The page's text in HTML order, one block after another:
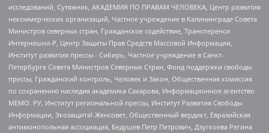
исследований, Сутяжник, АКАДЕМИЯ ПО ПРАВАМ ЧЕЛОВЕКА, Центр развития
некоммерческих организаций, Частное учреждение в Калининграде Совета
Министров северных стран, Гражданское содействие, Трансперенси
Интернешнл-Р, Центр Защиты Прав Средств Массовой Информации,
Институт развития прессы - Сибирь, Частное учреждение в Санкт-
Петербурге Совета Министров Северных Стран, Фонд поддержки свободы
прессы, Гражданский контроль, Человек и Закон, Общественная комиссия
по сохранению наследия академика Сахарова, Информационное агентство
МЕМО. РУ, Институт региональной прессы, Институт Развития Свободы
Информации, Экозащита!-Женсовет, Общественный вердикт, Евразийская
антимонопольная ассоциация, Бедушев Петр Петрович, Дзугкоева Регина